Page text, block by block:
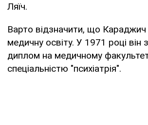
Ляїч.
Варто відзначити, що Караджич
медичну освіту. У 1971 році він
диплом на медичному
спеціальністю "психіатрія".